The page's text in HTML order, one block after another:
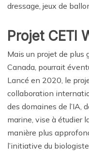
dressage, jeux de
Projet CETI
Mais un projet de plus
Canada, pourrait
Lancé en 2020, le
collaboration
des domaines de l’IA,
marine, vise à étudier
manière plus
l’initiative du